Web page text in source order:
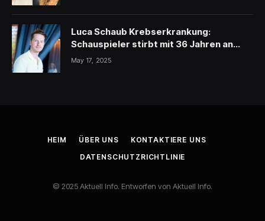
Luca Schaub Krebserkrankung:
Schauspieler stirbt mit 36 Jahren an
schwerer Krankheit
May 17, 2025
HEIM ÜBER UNS
KONTAKTIERE UNS
DATENSCHUTZRICHTLINIE
© 2025 Aktuell Info. Entworfen von Aktuell Info.